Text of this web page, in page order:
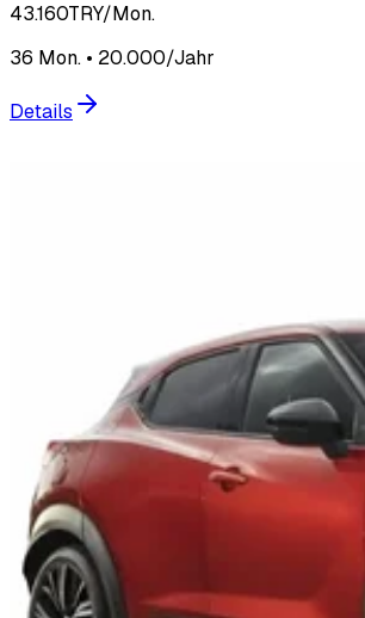
43.160TRY/Mon.
36 Mon. • 20.000/Jahr
Details